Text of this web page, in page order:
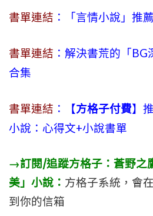
書單連結 ：「言情小說」推
書單連結 ：解決書荒的「
合集
書單連結 ：【方格子付費】
小說：心得文+小說書單
→訂閱/追蹤方格子：蒼野之
美」小說： 方格子系統，會
到你的信箱